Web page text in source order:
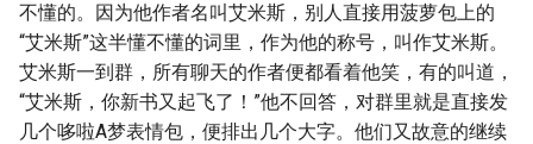
不懂的。因为他作者名叫艾米斯，别人直接用菠萝包上的
“艾米斯”这半懂不懂的词里，作为他的称号，叫作艾米斯。
艾米斯一到群，所有聊天的作者便都看着他笑，有的叫道，
“艾米斯，你新书又起飞了！”他不回答，对群里就是直接发
几个哆啦A梦表情包，便排出几个大字。他们又故意的继续